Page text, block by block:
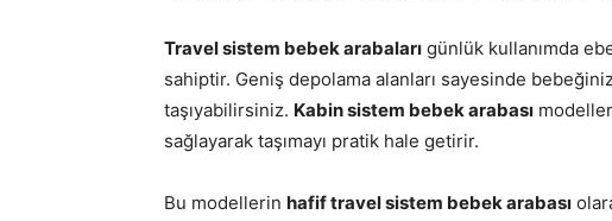
Travel sistem bebek arabaları günlük kullanımda
sahiptir. Geniş depolama alanları sayesinde
taşıyabilirsiniz. Kabin sistem bebek arabası
sağlayarak taşımayı pratik hale getirir.
Bu modellerin hafif travel sistem bebek arabası